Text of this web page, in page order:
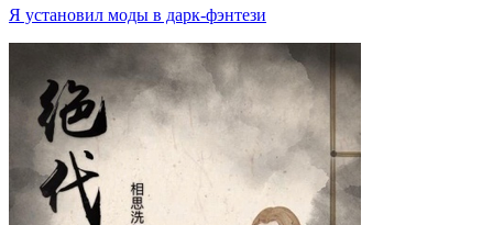
Я установил моды в дарк-фэнтези